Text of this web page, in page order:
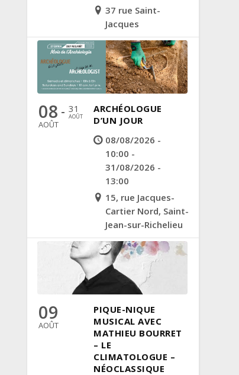
37 rue Saint-
Jacques
08
AOÛT
- 31
AOÛT
ARCHÉOLOGUE
D’UN JOUR
08/08/2026 -
10:00 -
31/08/2026 -
13:00
15, rue Jacques-
Cartier Nord, Saint-
Jean-sur-Richelieu
09
AOÛT
PIQUE-NIQUE
MUSICAL AVEC
MATHIEU BOURRET
– LE
CLIMATOLOGUE –
NÉOCLASSIQUE